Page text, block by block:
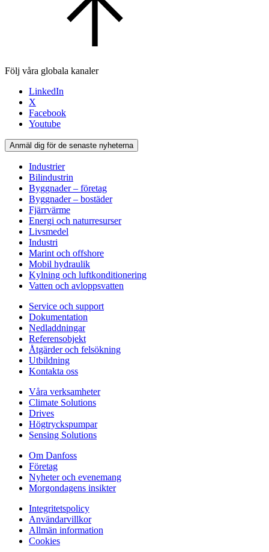
Följ våra globala kanaler
LinkedIn
X
Facebook
Youtube
Anmäl dig för de senaste nyheterna
Industrier
Bilindustrin
Byggnader – företag
Byggnader – bostäder
Fjärrvärme
Energi och naturresurser
Livsmedel
Industri
Marint och offshore
Mobil hydraulik
Kylning och luftkonditionering
Vatten och avloppsvatten
Service och support
Dokumentation
Nedladdningar
Referensobjekt
Åtgärder och felsökning
Utbildning
Kontakta oss
Våra verksamheter
Climate Solutions
Drives
Högtryckspumpar
Sensing Solutions
Om Danfoss
Företag
Nyheter och evenemang
Morgondagens insikter
Integritetspolicy
Användarvillkor
Allmän information
Cookies